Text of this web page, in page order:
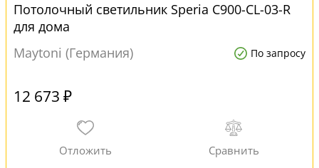
Потолочный светильник Speria C900-CL-03-R
для дома
Maytoni (Германия)
По запросу
12 673 ₽